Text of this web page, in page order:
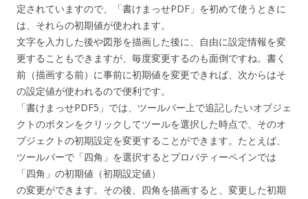
定されていますので、「書けまっせPDF」を初めて使うときに
は、それらの初期値が使われます。
文字を入力した後や図形を描画した後に、自由に設定情報を変
更することもできますが、毎度変更するのも面倒ですね。書く
前（描画する前）に事前に初期値を変更できれば、次からはそ
の設定値が使われるので便利です。
「書けまっせPDF5」では、ツールバー上で追記したいオブジェ
クトのボタンをクリックしてツールを選択した時点で、そのオ
ブジェクトの初期設定を変更することができます。たとえば、
ツールバーで「四角」を選択するとプロパティーペインでは
「四角」の初期値（初期設定値）
の変更ができます。その後、四角を描画すると、変更した初期